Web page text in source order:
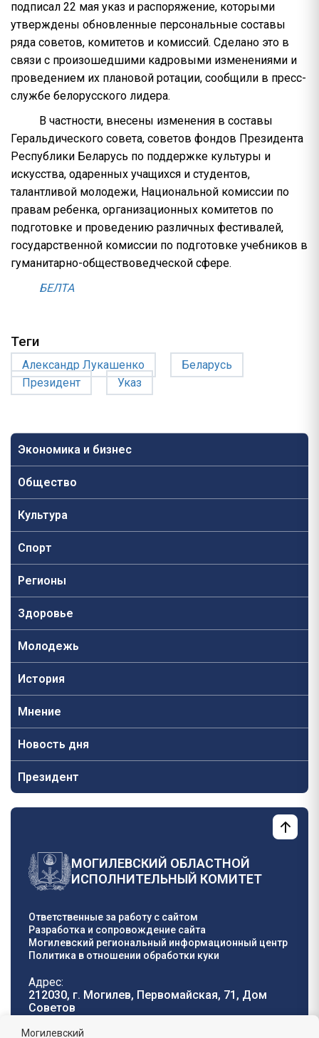
Экономика и бизнес
Общество
Культура
Спорт
Регионы
Здоровье
Молодежь
История
Мнение
Новость дня
Президент
подписал 22 мая указ и распоряжение, которыми
утверждены обновленные персональные составы
ряда советов, комитетов и комиссий. Сделано это в
связи с произошедшими кадровыми изменениями и
проведением их плановой ротации, сообщили в пресс-
службе белорусского лидера.
В частности, внесены изменения в составы
Геральдического совета, советов фондов Президента
Республики Беларусь по поддержке культуры и
искусства, одаренных учащихся и студентов,
талантливой молодежи, Национальной комиссии по
правам ребенка, организационных комитетов по
подготовке и проведению различных фестивалей,
государственной комиссии по подготовке учебников в
гуманитарно-обществоведческой сфере.
БЕЛТА
Теги
Александр Лукашенко
Беларусь
Президент
Указ
МОГИЛЕВСКИЙ ОБЛАСТНОЙ
ИСПОЛНИТЕЛЬНЫЙ КОМИТЕТ
Ответственные за работу с сайтом
Разработка и сопровождение сайта
Могилевский региональный информационный центр
Политика в отношении обработки куки
Адрес:
212030, г. Могилев, Первомайская, 71, Дом
Cоветов
Телефон горячей
Могилевский